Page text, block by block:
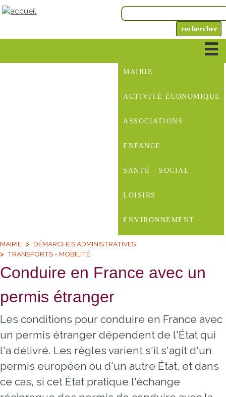
MAIRIE
ACTIVITÉ ÉCONOMIQUE
ASSOCIATIONS
ENFANCE
SANTÉ - SOCIAL
LOISIRS
ENVIRONNEMENT
MAIRIE
DÉMARCHES ADMINISTRATIVES
TRANSPORTS - MOBILITÉ
Conduire en France avec un
permis étranger
Les conditions pour conduire en France avec
un permis étranger dépendent de l'État qui
l'a délivré. Les règles varient s'il s'agit d'un
permis européen ou d'un autre État, et dans
ce cas, si cet État pratique l'échange